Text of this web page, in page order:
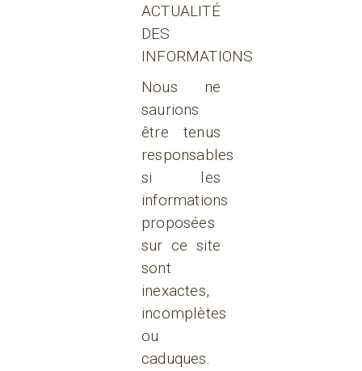
ACTUALITÉ
DES
INFORMATIONS
Nous ne
saurions
être tenus
responsables
si les
informations
proposées
sur ce site
sont
inexactes,
incomplètes
ou
caduques.